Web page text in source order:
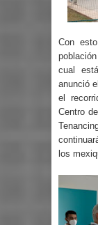
Con
cual
anunció
el
Centro
los